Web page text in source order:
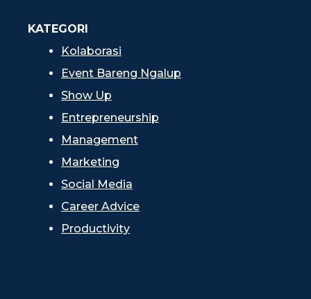
KATEGORI
Kolaborasi
Event Bareng Ngalup
Show Up
Entrepreneurship
Management
Marketing
Social Media
Career Advice
Productivity